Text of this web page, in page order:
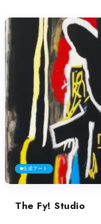
生成アート
The Fy! Studio